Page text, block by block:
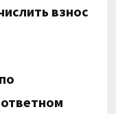
взнос